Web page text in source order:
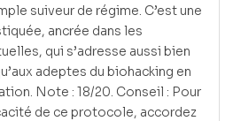
suiveur de régime. C’est une
ancrée dans les
qui s’adresse aussi bien
adeptes du biohacking en
Note : 18/20. Conseil : Pour
de ce protocole, accordez